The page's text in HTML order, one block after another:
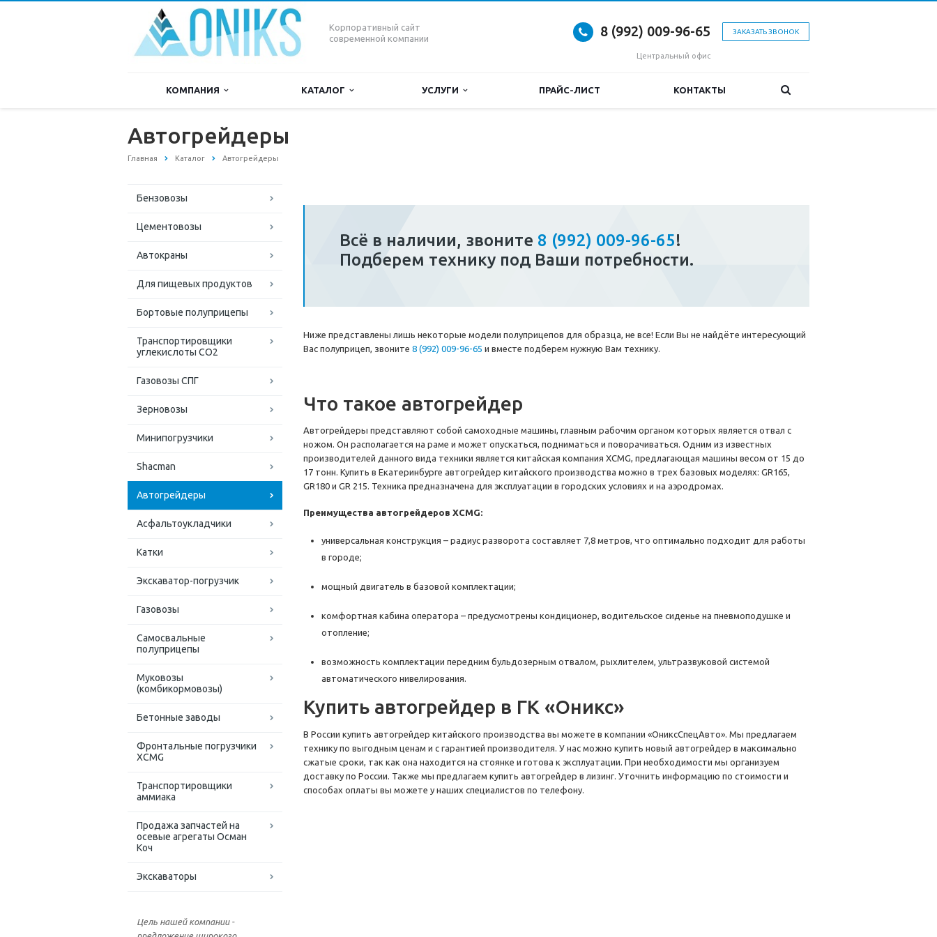
Корпоративный сайт
современной компании
ЗАКАЗАТЬ ЗВОНОК
8 (992) 009-96-65
Центральный офис
КОМПАНИЯ КАТАЛОГ УСЛУГИ ПРАЙС-ЛИСТ КОНТАКТЫ
Автогрейдеры
Главная Каталог Автогрейдеры
Бензовозы
Цементовозы
Автокраны
Для пищевых продуктов
Бортовые полуприцепы
Транспортировщики
углекислоты СО2
Газовозы СПГ
Зерновозы
Минипогрузчики
Shacman
Автогрейдеры
Асфальтоукладчики
Катки
Экскаватор-погрузчик
Газовозы
Самосвальные
полуприцепы
Муковозы
(комбикормовозы)
Бетонные заводы
Фронтальные погрузчики
XCMG
Транспортировщики
аммиака
Продажа запчастей на
осевые агрегаты Осман
Коч
Экскаваторы
Цель нашей компании -
Всё в наличии, звоните 8 (992) 009-96-65!
Подберем технику под Ваши потребности.
Ниже представлены лишь некоторые модели полуприцепов для образца, не все! Если Вы не найдёте интересующий
Вас полуприцеп, звоните 8 (992) 009-96-65 и вместе подберем нужную Вам технику.
Что такое автогрейдер
Автогрейдеры представляют собой самоходные машины, главным рабочим органом которых является отвал с
ножом. Он располагается на раме и может опускаться, подниматься и поворачиваться. Одним из известных
производителей данного вида техники является китайская компания XCMG, предлагающая машины весом от 15 до
17 тонн. Купить в Екатеринбурге автогрейдер китайского производства можно в трех базовых моделях: GR165,
GR180 и GR 215. Техника предназначена для эксплуатации в городских условиях и на аэродромах.
Преимущества автогрейдеров XCMG:
универсальная конструкция – радиус разворота составляет 7,8 метров, что оптимально подходит для работы
в городе;
мощный двигатель в базовой комплектации;
комфортная кабина оператора – предусмотрены кондиционер, водительское сиденье на пневмоподушке и
отопление;
возможность комплектации передним бульдозерным отвалом, рыхлителем, ультразвуковой системой
автоматического нивелирования.
Купить автогрейдер в ГК «Оникс»
В России купить автогрейдер китайского производства вы можете в компании «ОниксСпецАвто». Мы предлагаем
технику по выгодным ценам и с гарантией производителя. У нас можно купить новый автогрейдер в максимально
сжатые сроки, так как она находится на стоянке и готова к эксплуатации. При необходимости мы организуем
доставку по России. Также мы предлагаем купить автогрейдер в лизинг. Уточнить информацию по стоимости и
способах оплаты вы можете у наших специалистов по телефону.